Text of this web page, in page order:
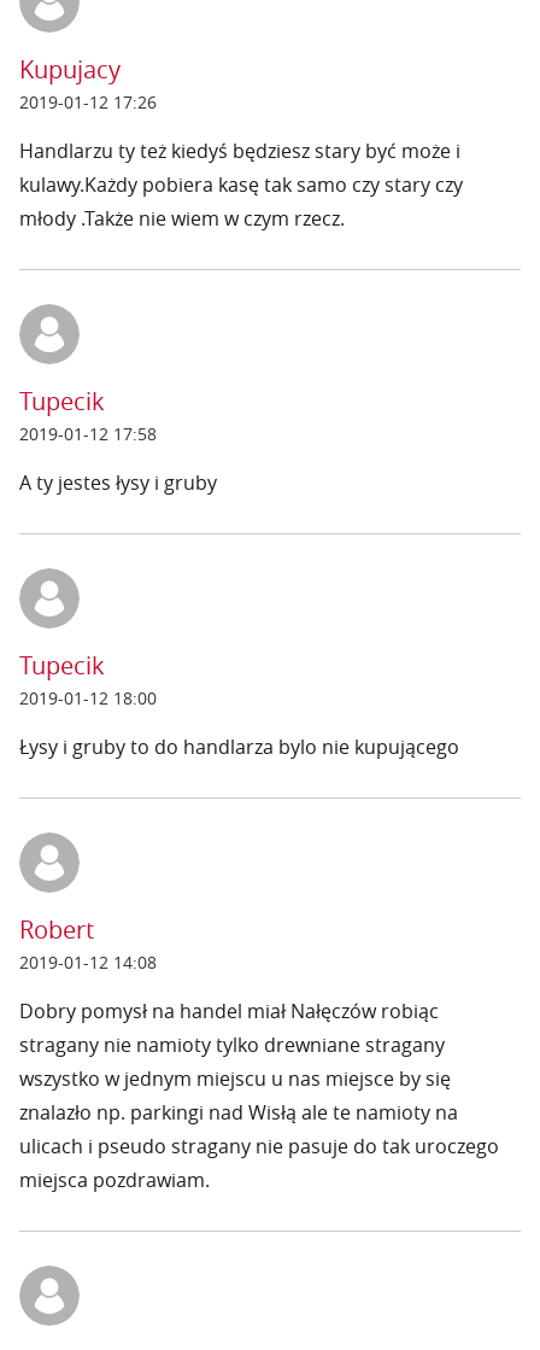
Kupujacy
2019-01-12 17:26
Handlarzu ty też kiedyś będziesz stary być może i
kulawy.Każdy pobiera kasę tak samo czy stary czy
młody .Także nie wiem w czym rzecz.
Tupecik
2019-01-12 17:58
A ty jestes łysy i gruby
Tupecik
2019-01-12 18:00
Łysy i gruby to do handlarza bylo nie kupującego
Robert
2019-01-12 14:08
Dobry pomysł na handel miał Nałęczów robiąc
stragany nie namioty tylko drewniane stragany
wszystko w jednym miejscu u nas miejsce by się
znalazło np. parkingi nad Wisłą ale te namioty na
ulicach i pseudo stragany nie pasuje do tak uroczego
miejsca pozdrawiam.